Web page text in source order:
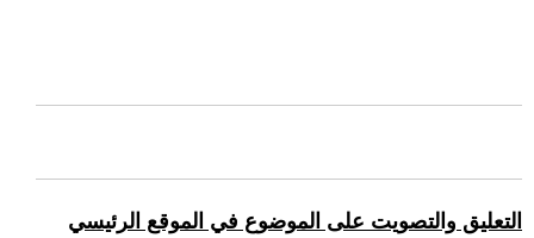
التعليق والتصويت على الموضوع في الموقع الرئيسي